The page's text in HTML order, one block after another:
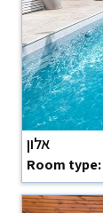
אלון
Room type: